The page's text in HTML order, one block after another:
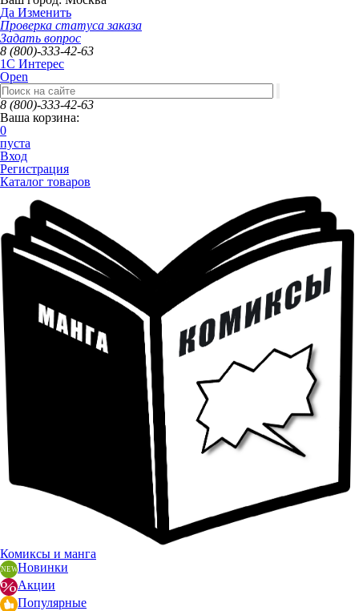
Да Изменить
Проверка статуса заказа
Задать вопрос
8 (800)-333-42-63
1C Интерес
Open
8 (800)-333-42-63
Ваша корзина:
0
пуста
Вход
Регистрация
Каталог товаров
Комиксы и манга
Новинки
Акции
Популярные